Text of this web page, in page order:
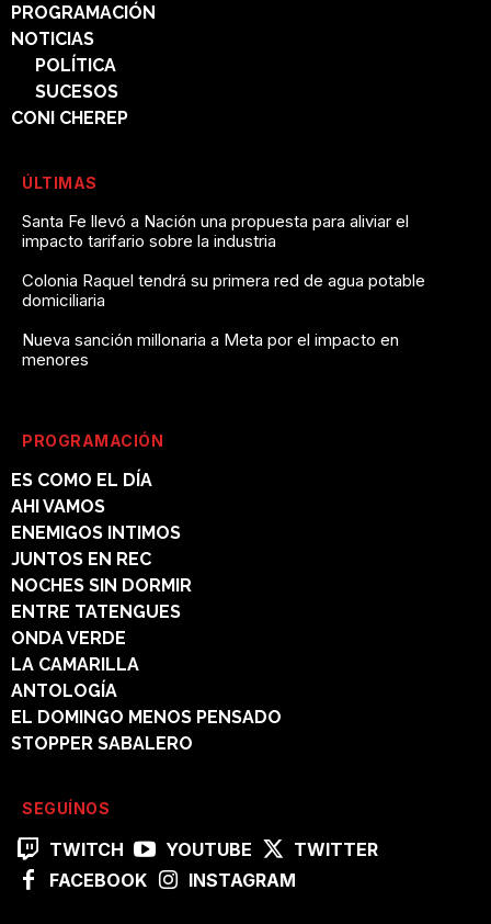
PROGRAMACIÓN
NOTICIAS
POLÍTICA
SUCESOS
CONI CHEREP
ÚLTIMAS
Santa Fe llevó a Nación una propuesta para aliviar el
impacto tarifario sobre la industria
Colonia Raquel tendrá su primera red de agua potable
domiciliaria
Nueva sanción millonaria a Meta por el impacto en
menores
PROGRAMACIÓN
ES COMO EL DÍA
AHI VAMOS
ENEMIGOS INTIMOS
JUNTOS EN REC
NOCHES SIN DORMIR
ENTRE TATENGUES
ONDA VERDE
LA CAMARILLA
ANTOLOGÍA
EL DOMINGO MENOS PENSADO
STOPPER SABALERO
SEGUÍNOS
TWITCH YOUTUBE
TWITTER
FACEBOOK
INSTAGRAM